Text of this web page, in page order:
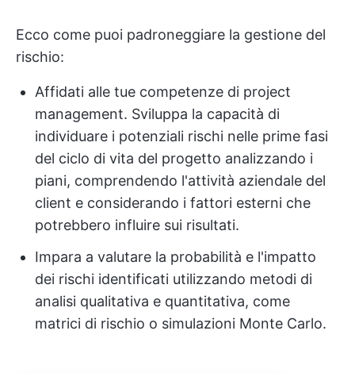
Ecco come puoi padroneggiare la gestione del
rischio:
Affidati alle tue competenze di project
management. Sviluppa la capacità di
individuare i potenziali rischi nelle prime fasi
del ciclo di vita del progetto analizzando i
piani, comprendendo l'attività aziendale del
client e considerando i fattori esterni che
potrebbero influire sui risultati.
Impara a valutare la probabilità e l'impatto
dei rischi identificati utilizzando metodi di
analisi qualitativa e quantitativa, come
matrici di rischio o simulazioni Monte Carlo.